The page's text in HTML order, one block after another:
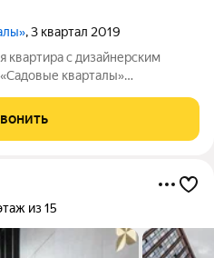
, 3 квартал 2019
с дизайнерским
кварталы»
тишину, приватность и много
о
из 15